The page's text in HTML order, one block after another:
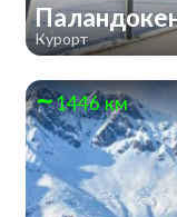
Курорт
1446 км